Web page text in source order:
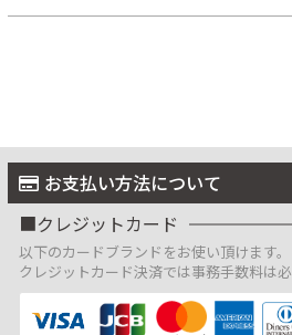
お支払い方法について
クレジットカード
以下のカードブランドをお使い頂けます。
クレジットカード決済では事務手数料は必